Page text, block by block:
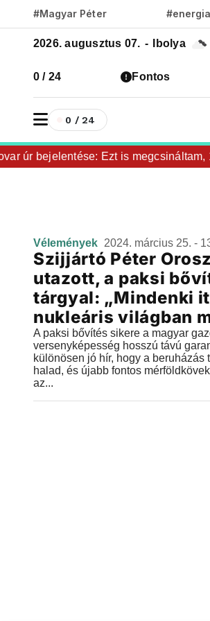
#Magyar Péter
2026. augusztus 07. - Ibolya
0 / 24 Fontos
0 / 24
úr bejelentése: Ezt is megcsináltam,
Vélemények 2024. március 25. -
Szijjártó Péter
utazott, a paksi
tárgyal: „Mindenki
nukleáris világban
A paksi bővítés sikere a magyar
versenyképesség hosszú távú
különösen jó hír, hogy a beruházás
halad, és újabb fontos
az...